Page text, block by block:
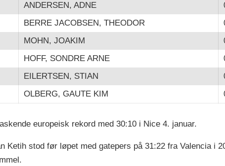
ANDERSEN, ADNE
BERRE JACOBSEN, THEODOR
MOHN, JOAKIM
HOFF, SONDRE ARNE
EILERTSEN, STIAN
OLBERG, GAUTE KIM
europeisk rekord med 30:10 i Nice 4. januar.
Ketih stod før løpet med gatepers på 31:22 fra Valencia i